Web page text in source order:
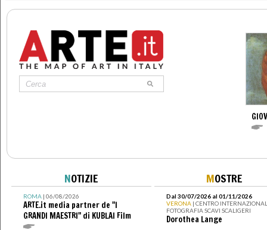
NOTIZIE
ROMA| 06/08/2026
ARTE.it media partner de "I
GRANDI MAESTRI" di KUBLAI Film
MOSTRE
Dal 30/07/2026 al 01/11/2026
VERONA | CENTRO
FOTOGRAFIA SCAVI SCALIGERI
Dorothea Lange